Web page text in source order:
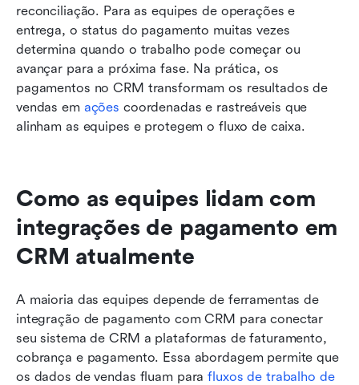
reconciliação. Para as equipes de operações e
entrega, o status do pagamento muitas vezes
determina quando o trabalho pode começar ou
avançar para a próxima fase. Na prática, os
pagamentos no CRM transformam os resultados de
vendas em ações coordenadas e rastreáveis que
alinham as equipes e protegem o fluxo de caixa.
Como as equipes lidam com
integrações de pagamento em
CRM atualmente
A maioria das equipes depende de ferramentas de
integração de pagamento com CRM para conectar
seu sistema de CRM a plataformas de faturamento,
cobrança e pagamento. Essa abordagem permite que
os dados de vendas fluam para fluxos de trabalho de